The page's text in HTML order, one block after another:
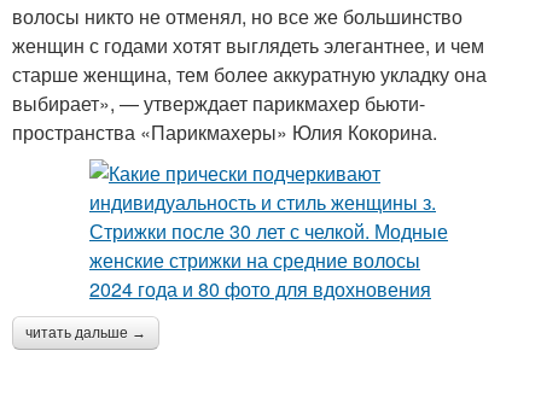
волосы никто не отменял, но все же большинство
женщин с годами хотят выглядеть элегантнее, и чем
старше женщина, тем более аккуратную укладку она
выбирает», — утверждает парикмахер бьюти-
пространства «Парикмахеры» Юлия Кокорина.
читать дальше →